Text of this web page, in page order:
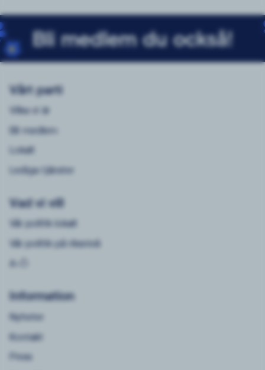
Bli medlem du också!
Vårt parti
Vilka vi är
Bli medlem
Lokalt
Lediga tjänster
Vad vi vill
Vår politik lokalt
Vår politik på riksnivå
A-Ö
Information
Nyheter
Kontakt
Press